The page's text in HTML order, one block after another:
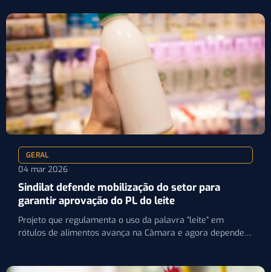
GERAL
04 mar 2026
Sindilat defende mobilização do setor para
garantir aprovação do PL do leite
Projeto que regulamenta o uso da palavra “leite” em
rótulos de alimentos avança na Câmara e agora depende…